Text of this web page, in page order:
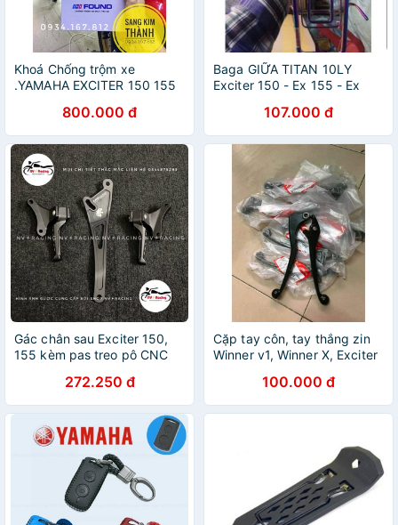
Khoá Chống trộm xe
.YAMAHA EXCITER 150 155
800.000 đ
Baga GIỮA TITAN 10LY
Exciter 150 - Ex 155 - Ex
107.000 đ
Gác chân sau Exciter 150,
155 kèm pas treo pô CNC
272.250 đ
Cặp tay côn, tay thắng zin
Winner v1, Winner X, Exciter
155 (Có bán lẻ)
100.000 đ